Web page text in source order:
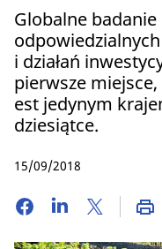
Globalne
i działań
pierwsze
est jedynym
dziesiątce.
15/09/2018